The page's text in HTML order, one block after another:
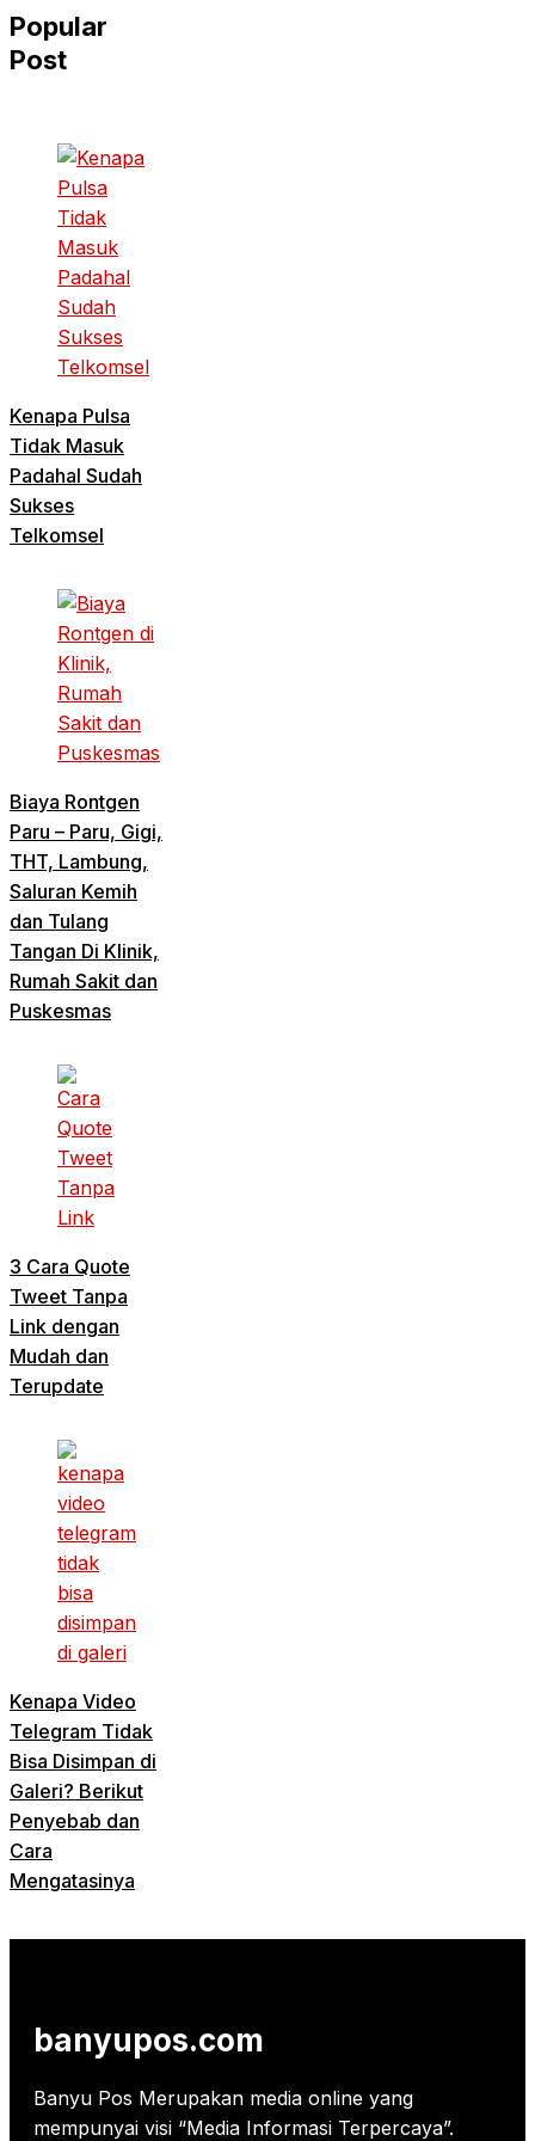
Popular
Post
Kenapa Pulsa
Tidak Masuk
Padahal Sudah
Sukses
Telkomsel
Biaya Rontgen
Paru – Paru, Gigi,
THT, Lambung,
Saluran Kemih
dan Tulang
Tangan Di Klinik,
Rumah Sakit dan
Puskesmas
3 Cara Quote
Tweet Tanpa
Link dengan
Mudah dan
Terupdate
Kenapa Video
Telegram Tidak
Bisa Disimpan di
Galeri? Berikut
Penyebab dan
Cara
Mengatasinya
banyupos.com
Banyu Pos Merupakan media online yang
mempunyai visi “Media Informasi Terpercaya”.